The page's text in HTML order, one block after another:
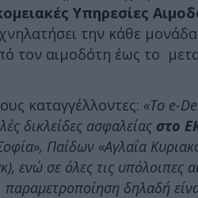
Υπηρεσίες
την κάθε
τον αιμοδότη έως το
καταγγέλλοντες: «Το e-
δικλείδες ασφαλείας στο
Παίδων «Αγλαΐα
ενώ σε όλες τις υπόλοιπες
δηλαδή